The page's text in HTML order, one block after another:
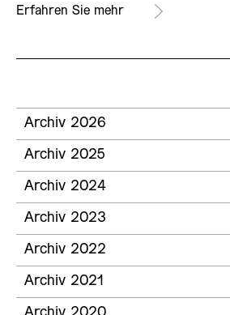
Erfahren Sie mehr
Archiv 2026
Archiv 2025
Archiv 2024
Archiv 2023
Archiv 2022
Archiv 2021